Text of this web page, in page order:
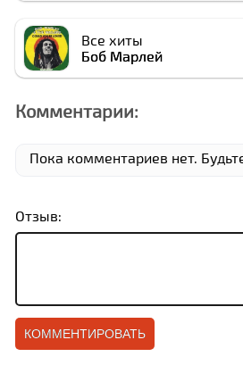
Все хиты
Боб Марлей
Комментарии:
Пока комментариев нет.
Отзыв: